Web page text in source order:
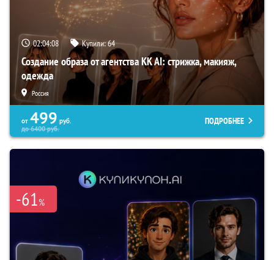
02:04:07 Купили:64
Создание образа от агентства KK AI: стрижка, макияж,
одежда
Россия
от 499 руб.
до6400руб.
ПОДРОБНЕЕ
-61%